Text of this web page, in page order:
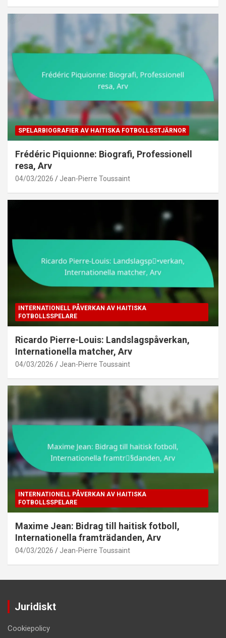
SPELARBIOGRAFIER AV HAITISKA FOTBOLLSSTJÄRNOR
Frédéric Piquionne: Biografi, Professionell
resa, Arv
04/03/2026 Jean-Pierre Toussaint
INTERNATIONELL PÅVERKAN AV HAITISKA
FOTBOLLSSPELARE
Ricardo Pierre-Louis: Landslagspåverkan,
Internationella matcher, Arv
04/03/2026 Jean-Pierre Toussaint
INTERNATIONELL PÅVERKAN AV HAITISKA
FOTBOLLSSPELARE
Maxime Jean: Bidrag till haitisk fotboll,
Internationella framträdanden, Arv
04/03/2026 Jean-Pierre Toussaint
Juridiskt
Cookiepolicy